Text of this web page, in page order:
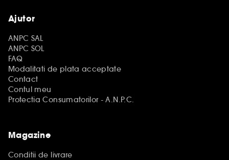
Ajutor
ANPC SAL
ANPC SOL
FAQ
Modalitati de plata acceptate
Contact
Contul meu
Protectia Consumatorilor - A.N.P.C.
Magazine
Conditii de livrare